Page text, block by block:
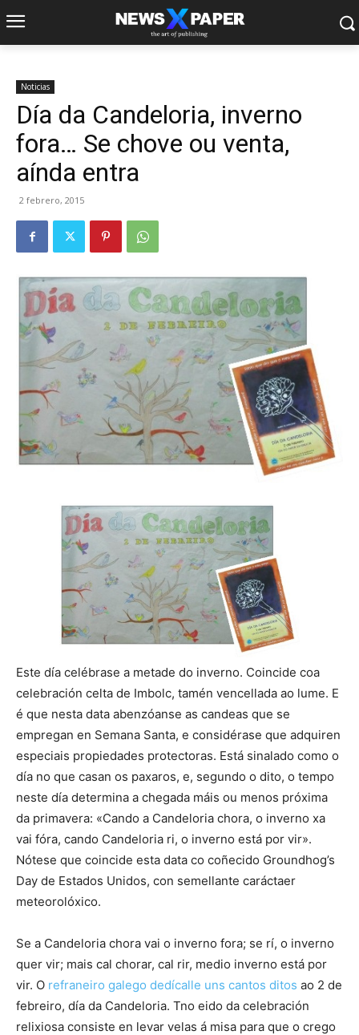
Noticias
Día da Candeloria, inverno
fora… Se chove ou venta,
aínda entra
2 febrero, 2015
Este día celébrase a metade do inverno. Coincide coa
celebración celta de Imbolc, tamén vencellada ao lume. E
é que nesta data abenzóanse as candeas que se
empregan en Semana Santa, e considérase que adquiren
especiais propiedades protectoras. Está sinalado como o
día no que casan os paxaros, e, segundo o dito, o tempo
neste día determina a chegada máis ou menos próxima
da primavera: «Cando a Candeloria chora, o inverno xa
vai fóra, cando Candeloria ri, o inverno está por vir».
Nótese que coincide esta data co coñecido Groundhog’s
Day de Estados Unidos, con semellante caráctaer
meteorolóxico.
Se a Candeloria chora vai o inverno fora; se rí, o inverno
quer vir; mais cal chorar, cal rir, medio inverno está por
vir. O refraneiro galego dedícalle uns cantos ditos ao 2 de
febreiro, día da Candeloria. Tno eido da celebración
relixiosa consiste en levar velas á misa para que o crego